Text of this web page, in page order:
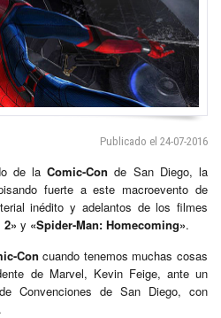
Publicado el 24-07-2016
de laComic-Con de San Diego, la
fuerte a este macroevento de
inédito y adelantos de los filmes
y «Spider-Man: Homecoming».
Con cuando tenemos muchas cosas
de Marvel, Kevin Feige, ante un
Convenciones de San Diego, con